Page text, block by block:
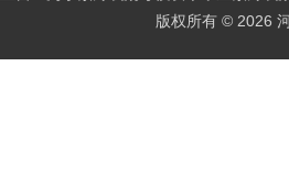
版权所有 © 2026